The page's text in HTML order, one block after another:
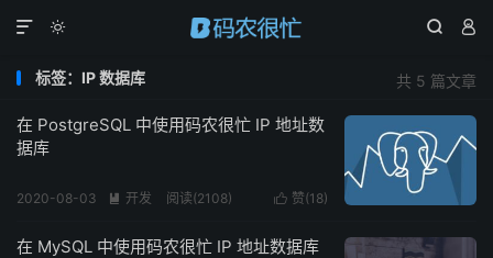
  

共 5 篇文章
标签：IP 数据库
在 PostgreSQL 中使用码农很忙 IP 地址数
据库
 赞(18)
2020-08-03  开发 阅读(2108)
在 MySQL 中使用码农很忙 IP 地址数据库